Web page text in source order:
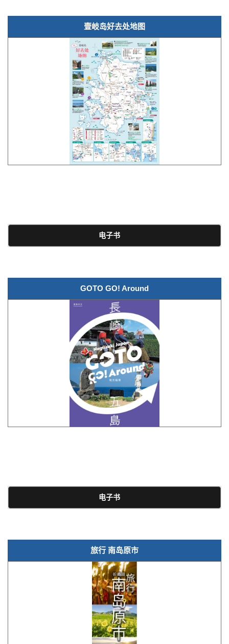
壹岐岛好去处地图
电子书
GOTO GO! Around
电子书
旅行 南岛原市